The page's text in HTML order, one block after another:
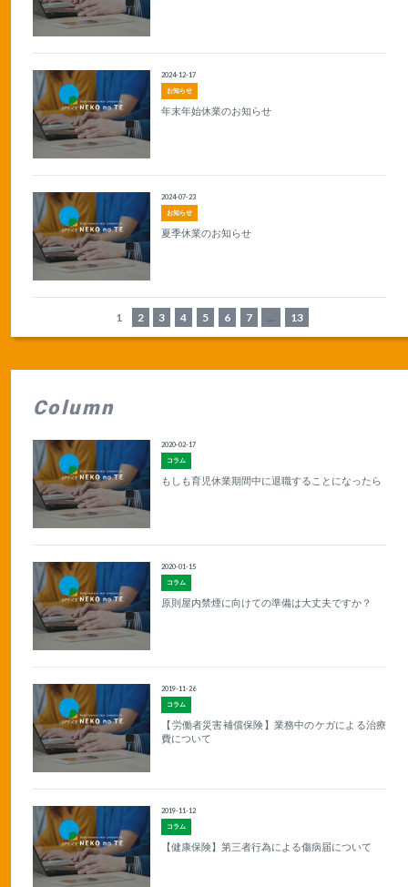
お知らせ
2024-12-17
年末年始休業のお知らせ
お知らせ
2024-07-23
夏季休業のお知らせ
1 2 3 4 5 6 7 ... 13
Column
コラム
2020-02-17
もしも育児休業期間中に退職することになったら
コラム
2020-01-15
原則屋内禁煙に向けての準備は大丈夫ですか？
コラム
2019-11-26
【労働者災害補償保険】業務中のケガによる治療
費について
コラム
2019-11-12
【健康保険】第三者行為による傷病届について